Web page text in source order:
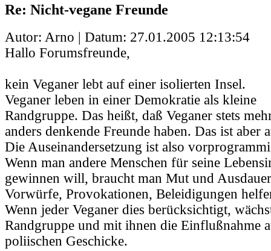
Re: Nicht-vegane Freunde
Autor: Arno | Datum: 27.01.2005 12:13:54
Hallo Forumsfreunde,
kein Veganer lebt auf einer isolierten Insel.
Veganer leben in einer Demokratie als kleine
Randgruppe. Das heißt, daß Veganer stets
anders denkende Freunde haben. Das ist aber
Die Auseinandersetzung ist also
Wenn man andere Menschen für seine
gewinnen will, braucht man Mut und
Vorwürfe, Provokationen, Beleidigungen
Wenn jeder Veganer dies berücksichtigt,
Randgruppe und mit ihnen die Einflußnahme
poliischen Geschicke.